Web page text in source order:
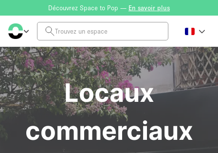
Découvrez Space to Pop — En savoir plus
Locaux
commerciaux